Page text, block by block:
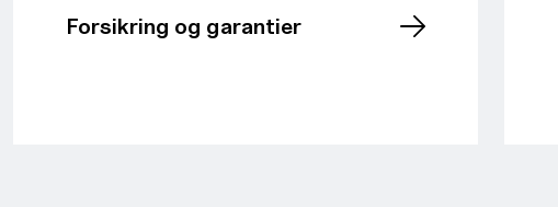
Forsikring og garantier